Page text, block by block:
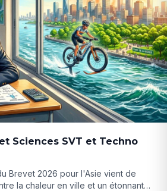
Sciences SVT et Techno
Brevet 2026 pour l'Asie vient de
la chaleur en ville et un étonnant